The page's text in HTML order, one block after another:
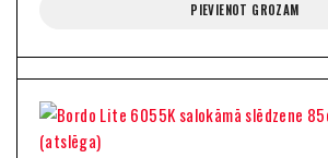
PIEVIENOT GROZAM